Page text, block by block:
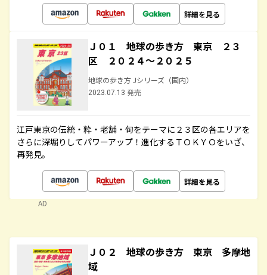
詳細を見る
Ｊ０１ 地球の歩き方 東京 ２３
区 ２０２４～２０２５
地球の歩き方 Jシリーズ（国内）
2023.07.13 発売
江戸東京の伝統・粋・老舗・旬をテーマに２３区の各エリアを
さらに深堀りしてパワーアップ！進化するＴＯＫＹＯをいざ、
再発見。
詳細を見る
AD
Ｊ０２ 地球の歩き方 東京 多摩地
域